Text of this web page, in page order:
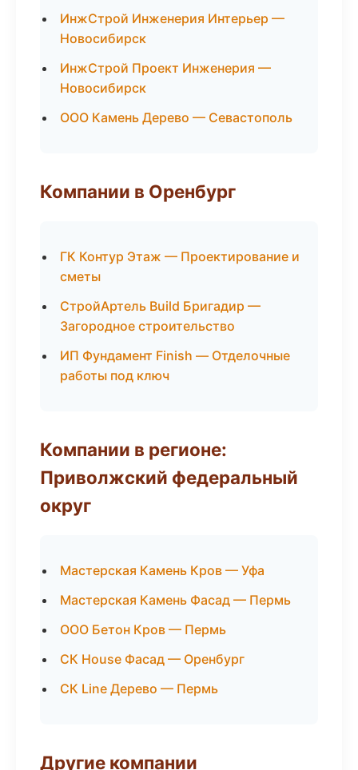
ИнжСтрой Инженерия Интерьер —
Новосибирск
ИнжСтрой Проект Инженерия —
Новосибирск
ООО Камень Дерево — Севастополь
Компании в Оренбург
ГК Контур Этаж — Проектирование и
сметы
СтройАртель Build Бригадир —
Загородное строительство
ИП Фундамент Finish — Отделочные
работы под ключ
Компании в регионе:
Приволжский федеральный
округ
Мастерская Камень Кров — Уфа
Мастерская Камень Фасад — Пермь
ООО Бетон Кров — Пермь
СК House Фасад — Оренбург
СК Line Дерево — Пермь
Другие компании